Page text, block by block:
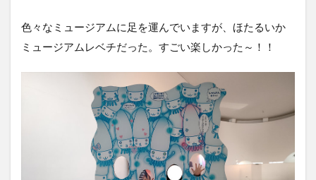
色々なミュージアムに足を運んでいますが、ほたるいか
ミュージアムレベチだった。すごい楽しかった～！！